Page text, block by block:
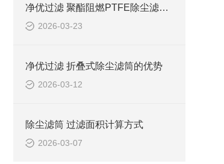
净优过滤 聚酯阻燃PTFE除尘滤筒优势
2026-03-23
净优过滤 折叠式除尘滤筒的优势
2026-03-12
除尘滤筒 过滤面积计算方式
2026-03-07